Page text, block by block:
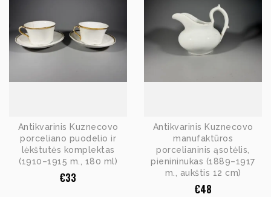
Antikvarinis Kuznecovo
porceliano puodelio ir
lėkštutės komplektas
(1910–1915 m., 180 ml)
€33
Antikvarinis Kuznecovo
manufaktūros
porcelianinis ąsotėlis,
pienininukas (1889–1917
m., aukštis 12 cm)
€48